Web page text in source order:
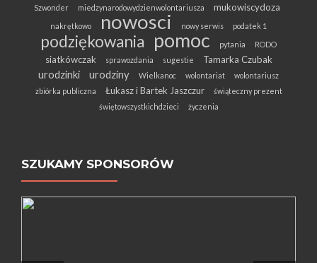
Szwonder
miedzynarodowydzienwolontariusza mukowiscydoza
nakrętkowo nowosci nowy serwis podatek 1
podziękowania pomoc pytania RODO
siatkówczak sprawozdania sugestie Tamarka Czubak
urodzinki urodziny Wielkanoc wolontariat
wolontariusz
zbiórka publiczna
Łukasz i Bartek Jaszczur
świąteczny prezent
świętowszystkichdzieci
życzenia
SZUKAMY SPONSORÓW